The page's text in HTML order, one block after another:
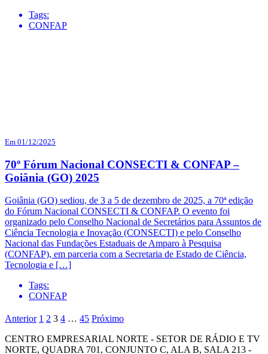
Tags:
CONFAP
Em 01/12/2025
70º Fórum Nacional CONSECTI & CONFAP –
Goiânia (GO) 2025
Goiânia (GO) sediou, de 3 a 5 de dezembro de 2025, a 70ª edição
do Fórum Nacional CONSECTI & CONFAP. O evento foi
organizado pelo Conselho Nacional de Secretários para Assuntos de
Ciência Tecnologia e Inovação (CONSECTI) e pelo Conselho
Nacional das Fundações Estaduais de Amparo à Pesquisa
(CONFAP), em parceria com a Secretaria de Estado de Ciência,
Tecnologia e […]
Tags:
CONFAP
Anterior 1 2 3 4 … 45 Próximo
CENTRO EMPRESARIAL NORTE - SETOR DE RÁDIO E TV
NORTE, QUADRA 701, CONJUNTO C, ALA B, SALA 213 -